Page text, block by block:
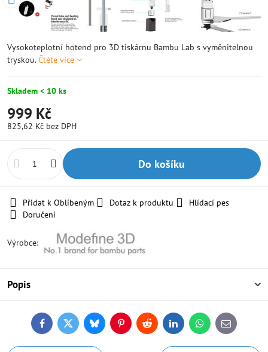
Vysokoteplotní hotend pro 3D tiskárnu Bambu Lab s vyměnitelnou
tryskou.Čtěte více
Skladem < 10 ks
999 Kč
825,62 Kč bez DPH
Do košíku
Přidat k Oblíbeným Dotaz k produktu
Hlídací pes
Doručení
Výrobce:
Popis
FacebookTwitterBlueskyPinterestReddit LinkedInWhatsApp
E-
mail